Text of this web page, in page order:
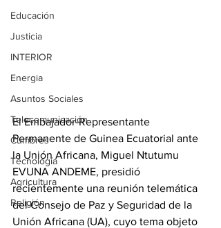
Educación
Justicia
INTERIOR
Energia
Asuntos Sociales
Telecomunicación
Cumbres
Tecnología
Agricultura
Religión
El Embajador-Representante
Permanente de Guinea Ecuatorial ante
la Unión Africana, Miguel Ntutumu
EVUNA ANDEME, presidió
recientemente una reunión telemática
del Consejo de Paz y Seguridad de la
Unión Africana (UA), cuyo tema objeto